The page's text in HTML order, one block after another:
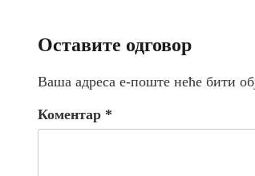
Оставите одговор
Ваша адреса е-поште неће бити
Коментар *